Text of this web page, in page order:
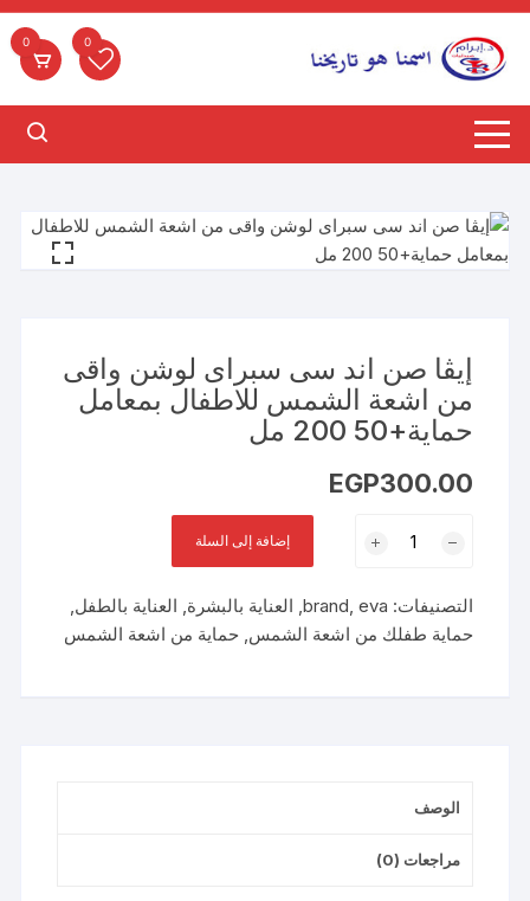
التجاوز
المحتوى
0
0
إيڤا صن اند سى سبراى لوشن واقى
من اشعة الشمس للاطفال بمعامل
حماية+50 200 مل
EGP300.00
اند
سى
الشمس
بمعامل
إضافة إلى السلة
التصنيفات: brand, eva
, العناية بالبشرة, العناية بالطفل,
حماية طفلك من اشعة الشمس, حماية من اشعة الشمس
الوصف
مراجعات (0)